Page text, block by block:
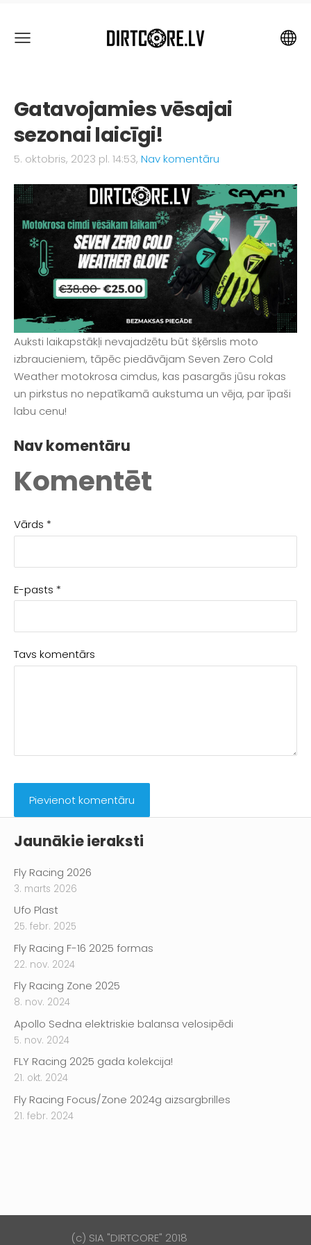
Jaunākie ieraksti
Fly Racing 2026
3. marts 2026
Ufo Plast
25. febr. 2025
Fly Racing F-16 2025 formas
22. nov. 2024
Fly Racing Zone 2025
8. nov. 2024
Apollo Sedna elektriskie balansa velosipēdi
5. nov. 2024
FLY Racing 2025 gada kolekcija!
21. okt. 2024
Fly Racing Focus/Zone 2024g aizsargbrilles
21. febr. 2024
Gatavojamies vēsajai
sezonai laicīgi!
5. oktobris, 2023 pl. 14:53, Nav komentāru
Auksti laikapstākļi nevajadzētu būt šķērslis moto
izbraucieniem, tāpēc piedāvājam Seven Zero Cold
Weather motokrosa cimdus, kas pasargās jūsu rokas
un pirkstus no nepatīkamā aukstuma un vēja, par īpaši
labu cenu!
Nav komentāru
Komentēt
Vārds *
E-pasts *
Tavs komentārs
(c) SIA "DIRTCORE" 2018